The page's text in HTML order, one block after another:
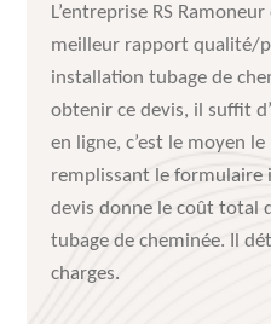
L’entreprise RS
meilleur rapport qualité/
installation tubage de
obtenir ce devis, il suffit
en ligne, c’est le moyen
remplissant le formulaire
devis donne le coût total
tubage de cheminée. Il
charges.